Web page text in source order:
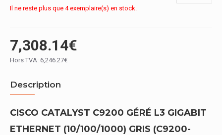
7,308.14€
Hors TVA: 6,246.27€
Il ne reste plus que 4 exemplaire(s) en stock.
Description
CISCO CATALYST C9200 GÉRÉ L3 GIGABIT
ETHERNET (10/100/1000) GRIS (C9200-